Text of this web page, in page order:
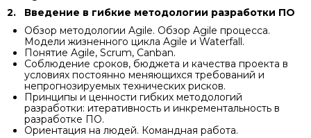
2. Введение в гибкие методологии разработки ПО
Обзор методологии Agile. Обзор Agile процесса.
Модели жизненного цикла Agile и Waterfall.
Понятие Agile, Scrum, Сanban.
Соблюдение сроков, бюджета и качества проекта в
условиях постоянно меняющихся требований и
непрогнозируемых технических рисков.
Принципы и ценности гибких методологий
разработки: итеративность и инкрементальность в
разработке ПО.
Ориентация на людей. Командная работа.